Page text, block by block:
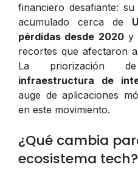
financiero desafiante: su
acumulado cerca de
pérdidas desde 2020y
recortes que afectaron
La priorización
infraestructura de
auge de aplicaciones
en este movimiento.
¿Qué cambia
ecosistema tech?